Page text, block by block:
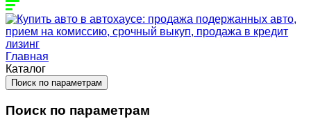
Главная
Каталог
Поиск по параметрам
Поиск по параметрам